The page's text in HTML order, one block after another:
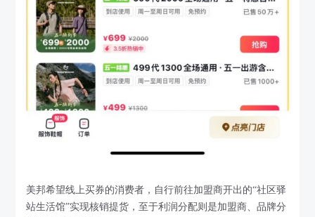
美邦希望线上买券的消费者，自行前往加盟商开出的“社区驿
站生活馆”实现核销提货，至于利润分配则是加盟商、品牌分